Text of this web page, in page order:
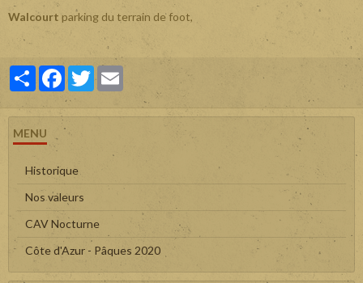
Walcourt parking du terrain de foot,
PartagerFacebook
Twitter
MENU
Historique
Nos valeurs
CAV Nocturne
Côte d'Azur - Pâques 2020